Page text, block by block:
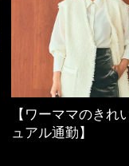
【ワーママのきれ
ュアル通勤】